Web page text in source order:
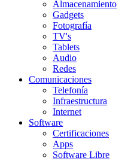
Almacenamiento
Gadgets
Fotografía
TV's
Tablets
Audio
Redes
Comunicaciones
Telefonía
Infraestructura
Internet
Software
Certificaciones
Apps
Software Libre